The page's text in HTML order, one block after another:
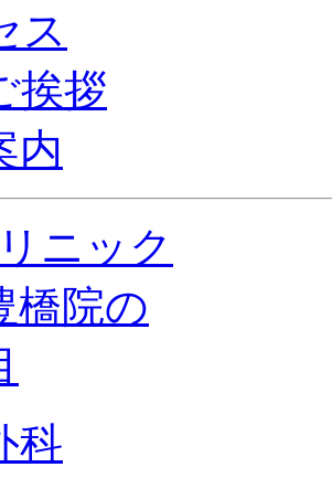
ス
挨拶
内
科